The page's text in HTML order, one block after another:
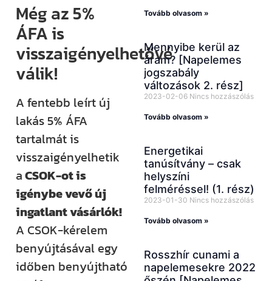
Még az 5%
ÁFA is
visszaigényelhetővé
válik!
A fentebb leírt új
lakás 5% ÁFA
tartalmát is
visszaigényelhetik
aCSOK-ot is
igénybe vevő új
ingatlant vásárlók!
A CSOK-kérelem
benyújtásával egy
időben benyújtható
Tovább olvasom »
Mennyibe kerül az
áram? [Napelemes
jogszabály
változások 2. rész]
2023-02-06 Nincs hozzászólás
Tovább olvasom »
Energetikai
tanúsítvány – csak
helyszíni
felméréssel! (1. rész)
2023-01-30 Nincs hozzászólás
Tovább olvasom »
Rosszhír cunami a
napelemesekre 2022